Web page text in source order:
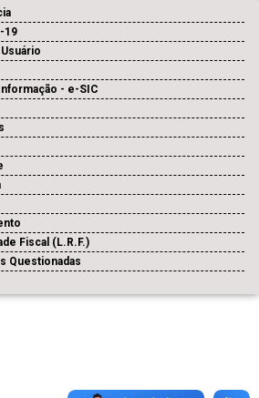
Aberta
19
- e-SIC
Fiscal (L.R.F.)
Questionadas